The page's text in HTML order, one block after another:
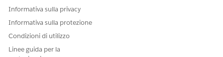
componenti, vedere:
Informazioni sulla pianificazione avviata dal cliente per
Field Service nel nuovo Agentforce Builder
Oltre alla risoluzione dei problemi suggerita qui, assicurarsi di
Informativa sulla privacy
Informativa sulla protezione
Condizioni di utilizzo
Linee guida per la